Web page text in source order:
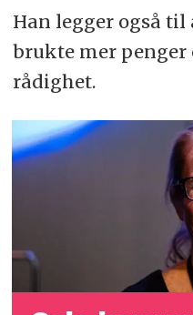
Han legger også
brukte mer penger
rådighet.